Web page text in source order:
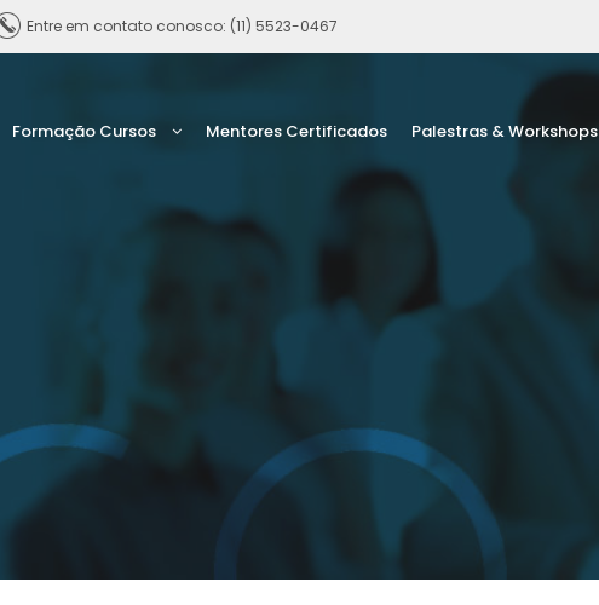
Entre em contato conosco: (11) 5523-0467
Formação Cursos Mentores Certificados Palestras & Workshops